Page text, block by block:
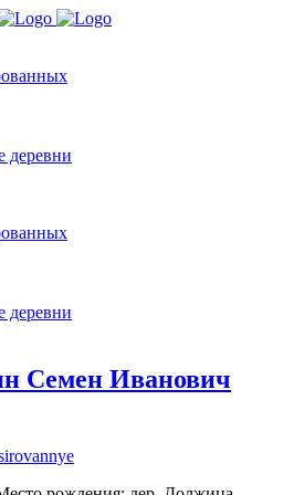
деревни
деревни
Семен Иванович